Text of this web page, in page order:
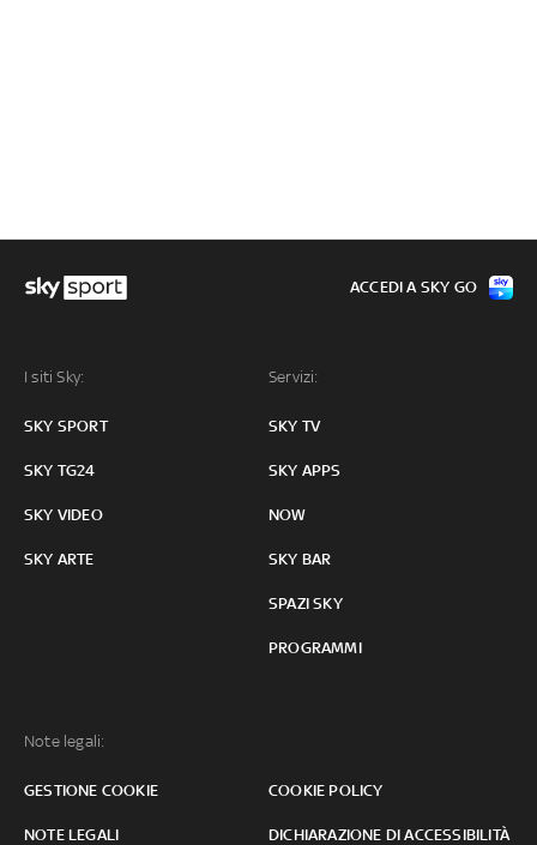
I siti Sky:
SKY SPORT
SKY TG24
SKY VIDEO
SKY ARTE
Servizi:
SKY TV
SKY APPS
NOW
SKY BAR
SPAZI SKY
PROGRAMMI
Note legali:
GESTIONE COOKIE COOKIE POLICY
NOTE LEGALI DICHIARAZIONE DI ACCESSIBILITÀ
ACCEDI A SKY GO